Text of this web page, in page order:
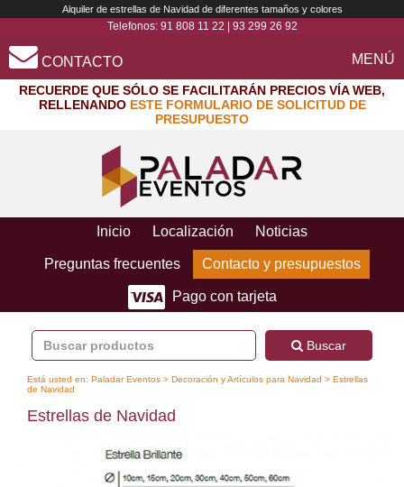
Alquiler de estrellas de Navidad de diferentes tamaños y colores
Telefonos: 91 808 11 22 93 299 26 92
CONTACTO MENÚ
RECUERDE QUE SÓLO SE FACILITARÁN PRECIOS VÍA WEB,
RELLENANDO ESTE FORMULARIO DE SOLICITUD DE
PRESUPUESTO
Inicio Localización Noticias
Preguntas frecuentes Contacto y presupuestos
Pago con tarjeta
Buscar
Está usted en: Paladar Eventos > Decoración y Artículos para Navidad > Estrellas
de Navidad
Estrellas de Navidad